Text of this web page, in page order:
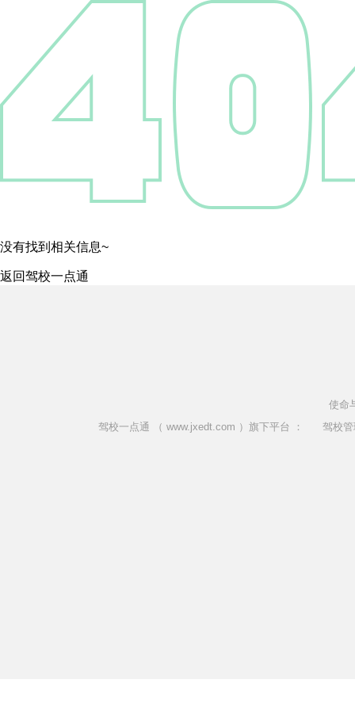
没有找到相关信息~
返回驾校一点通
使命
驾校一点通 （ www.jxedt.com ）旗下平台 ：
驾校